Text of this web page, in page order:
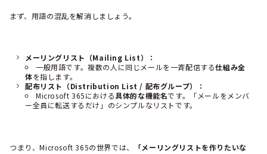
まず、用語の混乱を解消しましょう。
メーリングリスト（Mailing List）：
一般用語です。複数の人に同じメールを一斉配信する仕組み全
体を指します。
配布リスト（Distribution List / 配布グループ）：
Microsoft 365における具体的な機能名です。「メールをメンバ
ー全員に転送するだけ」のシンプルなリストです。
つまり、Microsoft 365の世界では、
「メーリングリストを作りたいな